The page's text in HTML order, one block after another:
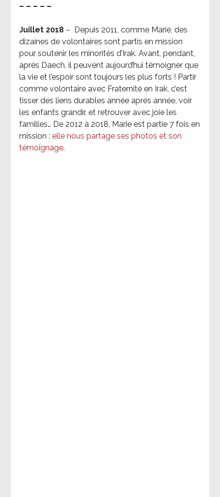
– – – – –
Juillet 2018 –
Depuis 2011, comme Marie, des
dizaines de volontaires sont partis en mission
pour soutenir les minorités d’Irak. Avant, pendant,
après Daech, il peuvent aujourd’hui témoigner que
la vie et l’espoir sont toujours les plus forts ! Partir
comme volontaire avec Fraternité en Irak, c’est
tisser des liens durables année après année, voir
les enfants grandir, et retrouver avec joie les
familles… De 2012 à 2018, Marie est partie 7 fois en
mission : elle nous partage ses photos et son
témoignage.